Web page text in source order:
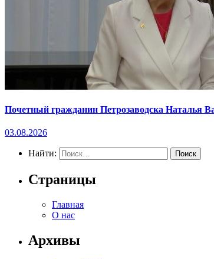
Почетный гражданин Петрозаводска Наталья
03.08.2026
Найти:
Страницы
Главная
О нас
Архивы